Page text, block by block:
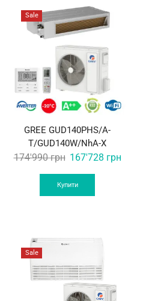
Sale
GREE GUD140PHS/A-
T/GUD140W/NhA-X
174'990грн Original
price
was:
174'990 грн.
167'728 грнCurrent
Купити
Sale